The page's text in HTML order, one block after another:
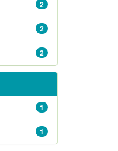
2
2
2
1
1